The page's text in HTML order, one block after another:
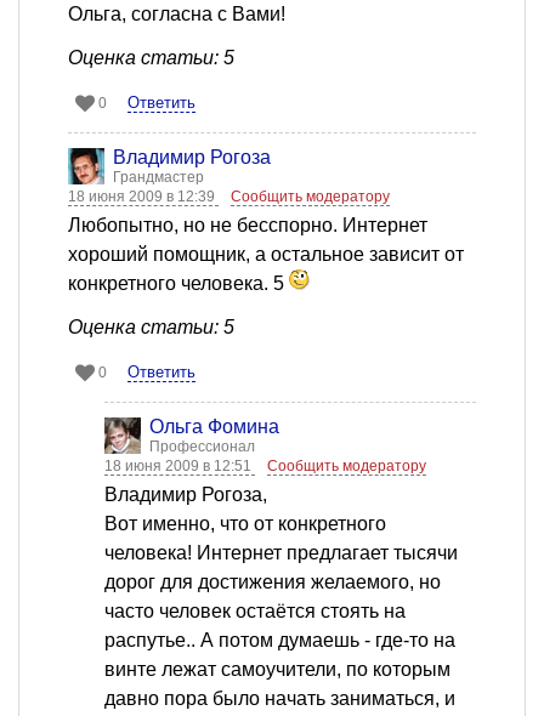
Ольга, согласна с Вами!
Оценка статьи: 5
0 Ответить
Владимир Рогоза
Грандмастер
18 июня 2009 в 12:39
Сообщить модератору
Любопытно, но не бесспорно. Интернет
хороший помощник, а остальное зависит от
конкретного человека. 5
Оценка статьи: 5
0 Ответить
Ольга Фомина
Профессионал
18 июня 2009 в 12:51
Сообщить модератору
Владимир Рогоза,
Вот именно, что от конкретного
человека! Интернет предлагает тысячи
дорог для достижения желаемого, но
часто человек остаётся стоять на
распутье.. А потом думаешь - где-то на
винте лежат самоучители, по которым
давно пора было начать заниматься, и